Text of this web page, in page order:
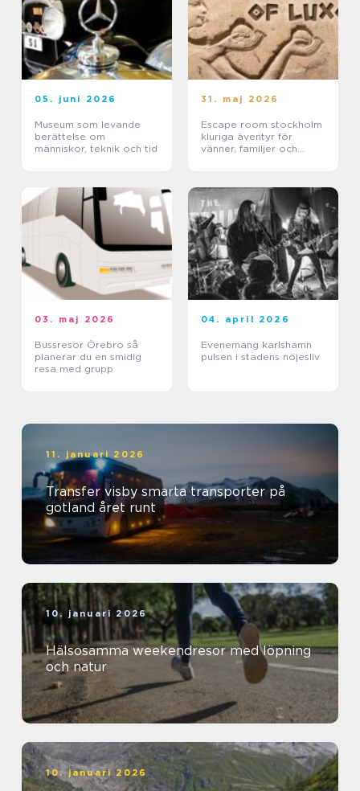
05. juni 2026
Museum som levande
berättelse om
människor, teknik och tid
31. maj 2026
Escape room stockholm
kluriga äventyr för
vänner, familjer och
03. maj 2026
Bussresor Örebro så
planerar du en smidig
resa med grupp
04. april 2026
Evenemang karlshamn
pulsen i stadens nöjesliv
11. januari 2026
Transfer visby smarta transporter på
gotland året runt
10. januari 2026
Hälsosamma weekendresor med löpning
och natur
10. januari 2026